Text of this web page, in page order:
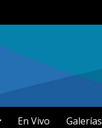
En Vivo Galerías